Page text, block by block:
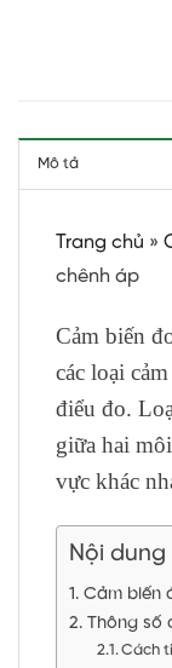
Mô tả
Trang chủ »
chênh áp
Cảm biến
các loại
điểu đo.
giữa hai
vực khác
Nội dung
Cảm biến
Thông số
Cách